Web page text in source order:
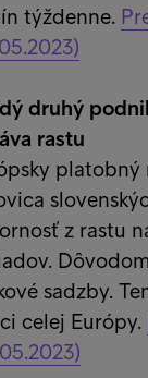
týždenne.
druhý
rastu
platobný
z rastu
sadzby.
celej Európy.